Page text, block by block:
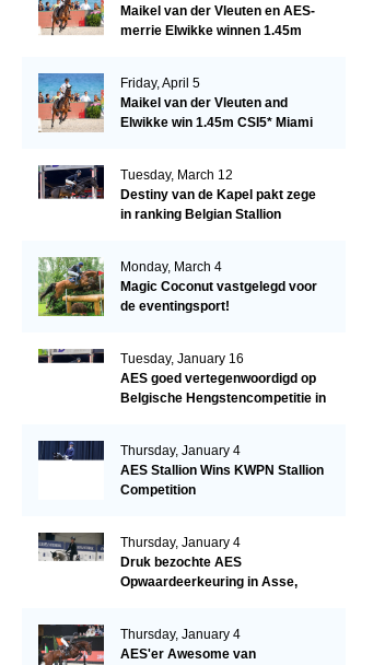
Maikel van der Vleuten en AES-
merrie Elwikke winnen 1.45m
Friday, April 5
Maikel van der Vleuten and
Elwikke win 1.45m CSI5* Miami
Tuesday, March 12
Destiny van de Kapel pakt zege
in ranking Belgian Stallion
Monday, March 4
Magic Coconut vastgelegd voor
de eventingsport!
Tuesday, January 16
AES goed vertegenwoordigd op
Belgische Hengstencompetitie in
Thursday, January 4
AES Stallion Wins KWPN Stallion
Competition
Thursday, January 4
Druk bezochte AES
Opwaardeerkeuring in Asse,
Thursday, January 4
AES'er Awesome van